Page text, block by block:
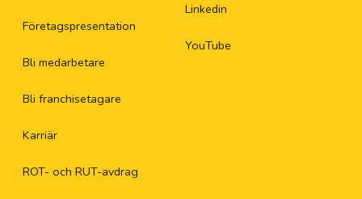
Företagspresentation
Bli medarbetare
Bli franchisetagare
Karriär
ROT- och RUT-avdrag
Linkedin
YouTube